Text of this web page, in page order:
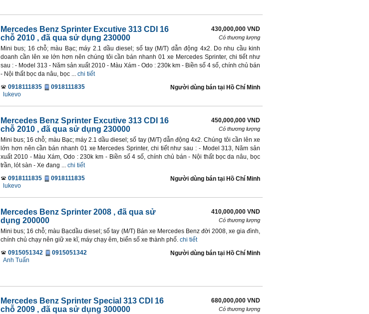
Mercedes Benz Sprinter Excutive 313 CDI 16
chỗ 2010 , đã qua sử dụng 230000
430,000,000 VND
Có thương lượng
Mini bus; 16 chỗ; màu Bạc; máy 2.1 dầu diesel; số tay (M/T) dẫn động 4x2. Do nhu cầu kinh
doanh cần lên xe lớn hơn nên chúng tôi cần bán nhanh 01 xe Mercedes Sprinter, chi tiết như
sau : - Model 313 - Năm sản xuất 2010 - Màu Xám - Odo : 230k km - Biền số 4 số, chính chủ bán
- Nội thất bọc da nâu, bọc ... chi tiết
0918111835
0918111835
lukevo
Người dùng bán tại Hồ Chí Minh
Mercedes Benz Sprinter Excutive 313 CDI 16
chỗ 2010 , đã qua sử dụng 230000
450,000,000 VND
Có thương lượng
Mini bus; 16 chỗ; màu Bạc; máy 2.1 dầu diesel; số tay (M/T) dẫn động 4x2. Chúng tôi cần lên xe
lớn hơn nên cần bán nhanh 01 xe Mercedes Sprinter, chi tiết như sau : - Model 313, Năm sản
xuất 2010 - Màu Xám, Odo : 230k km - Biền số 4 số, chính chủ bán - Nội thất bọc da nâu, bọc
trần, lót sàn - Xe đang ... chi tiết
0918111835
0918111835
lukevo
Người dùng bán tại Hồ Chí Minh
Mercedes Benz Sprinter 2008 , đã qua sử
dụng 200000
410,000,000 VND
Có thương lượng
Mini bus; 16 chỗ; màu Bạcdầu diesel; số tay (M/T) Bán xe Mercedes Benz đời 2008, xe gia đình,
chính chủ chạy nên giữ xe kĩ, máy chạy êm, biển số xe thành phố. chi tiết
0915051342
0915051342
Anh Tuấn
Người dùng bán tại Hồ Chí Minh
Mercedes Benz Sprinter Special 313 CDI 16
chỗ 2009 , đã qua sử dụng 300000
680,000,000 VND
Có thương lượng